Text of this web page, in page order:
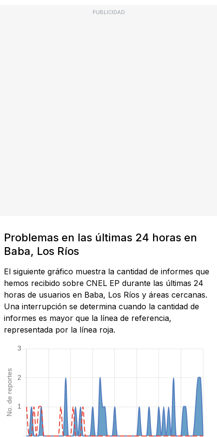
PUBLICIDAD
Problemas en las últimas 24 horas en
Baba, Los Ríos
El siguiente gráfico muestra la cantidad de informes que
hemos recibido sobre CNEL EP durante las últimas 24
horas de usuarios en Baba, Los Ríos y áreas cercanas.
Una interrupción se determina cuando la cantidad de
informes es mayor que la línea de referencia,
representada por la línea roja.